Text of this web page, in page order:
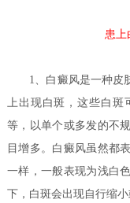
患上
1、白癜风是一种皮肤
上出现白斑，这些白斑
等，以单个或多发的不
目增多。白癜风虽然都
一样，一般表现为浅白
下，白斑会出现自行缩小